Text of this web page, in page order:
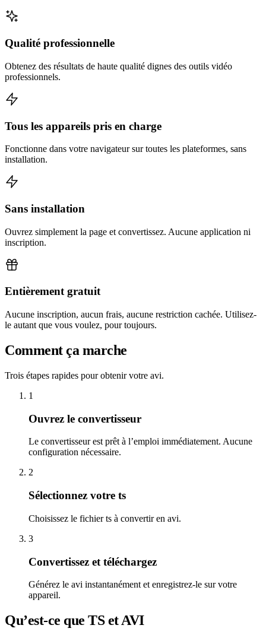
Qualité professionnelle
Obtenez des résultats de haute qualité dignes des outils vidéo
professionnels.
Tous les appareils pris en charge
Fonctionne dans votre navigateur sur toutes les plateformes, sans
installation.
Sans installation
Ouvrez simplement la page et convertissez. Aucune application ni
inscription.
Entièrement gratuit
Aucune inscription, aucun frais, aucune restriction cachée. Utilisez-
le autant que vous voulez, pour toujours.
Comment ça marche
Trois étapes rapides pour obtenir votre avi.
1
Ouvrez le convertisseur
Le convertisseur est prêt à l’emploi immédiatement. Aucune
configuration nécessaire.
2
Sélectionnez votre ts
Choisissez le fichier ts à convertir en avi.
3
Convertissez et téléchargez
Générez le avi instantanément et enregistrez-le sur votre
appareil.
Qu’est-ce que TS et AVI